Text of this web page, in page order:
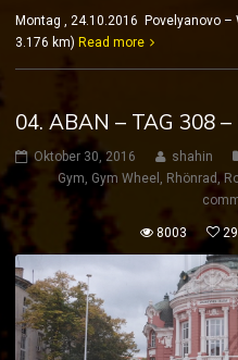
Montag , 24.10.2016 Povelyanovo
3.176 km) Read more
04. ABAN – TAG 308
Oktober 30, 2016 shahin
Gym, Gym Wheel , Rhönrad,
8003 29